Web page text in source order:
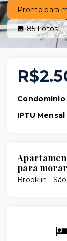
Pronto para
85Fotos
Condomínio
IPTU Mensal
para
Brooklin -